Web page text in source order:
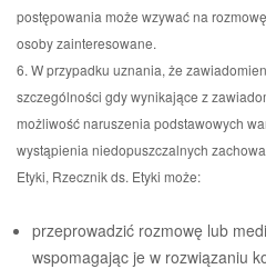
postępowania może wzywać na
osoby zainteresowane.
6. W przypadku uznania, że
szczególności gdy wynikające z
możliwość naruszenia podstawowych
wystąpienia niedopuszczalnych
Etyki, Rzecznik ds. Etyki może:
przeprowadzić rozmowę lub
wspomagając je w rozwiązaniu